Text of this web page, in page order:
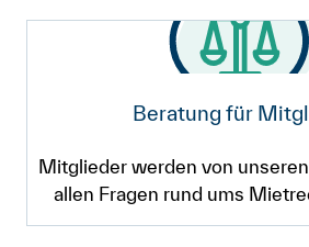
Beratung für
Mitglieder werden von
allen Fragen rund ums